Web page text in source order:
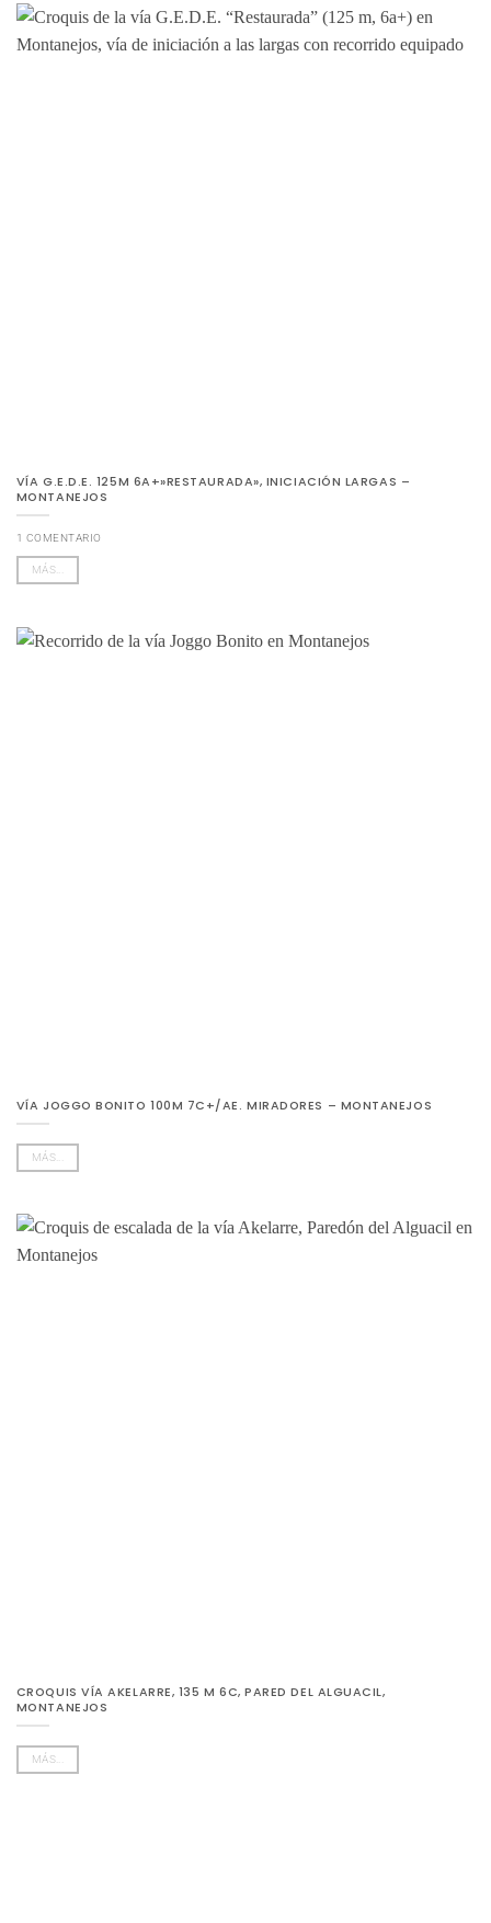
VÍA G.E.D.E. 125M 6A+»RESTAURADA», INICIACIÓN LARGAS –
MONTANEJOS
1 COMENTARIO
MÁS...
VÍA JOGGO BONITO 100M 7C+/AE. MIRADORES – MONTANEJOS
MÁS...
CROQUIS VÍA AKELARRE, 135 M 6C, PARED DEL ALGUACIL,
MONTANEJOS
MÁS...